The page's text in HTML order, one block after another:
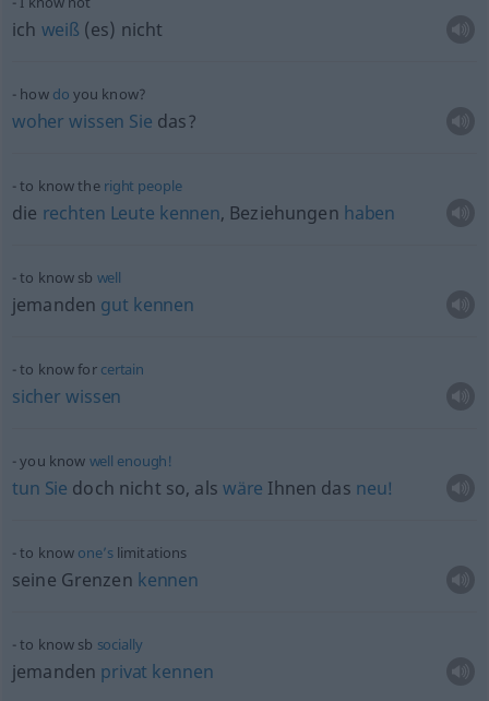
ich weiß (es) nicht
how do you know?
woher wissen Sie das?
to know the right people
die rechten Leute kennen, Beziehungen haben
to know sb well
jemanden gut kennen
to know for certain
sicher wissen
you know well enough!
tun Sie doch nicht so, als wäre Ihnen das neu!
to know one’slimitations
seine Grenzen kennen
to know sb socially
jemanden privat kennen